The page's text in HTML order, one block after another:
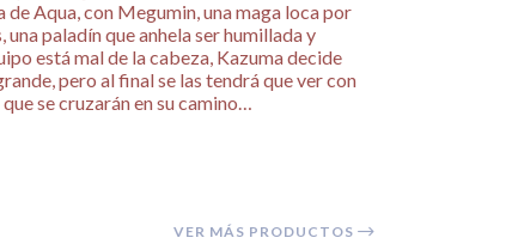
Aqua, con Megumin, una maga loca por
paladín que anhela ser humillada y
está mal de la cabeza, Kazuma decide
pero al final se las tendrá que ver con
se cruzarán en su camino…
VER MÁS PRODUCTOS